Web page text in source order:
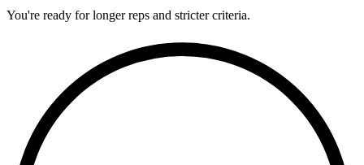
You're ready for longer reps and stricter criteria.